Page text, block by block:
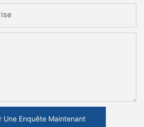
Une Enquête Maintenant